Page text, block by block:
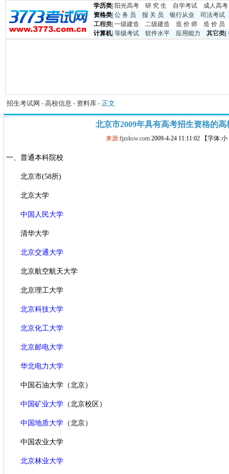
学历类 阳光高考 研 究 生 自学考试
成人高考
资格类 公 务 员 报 关 员 银行从业
司法考试
工程类 一级建造 二级建造 造 价 师
造 价 员
计算机| 等级考试 软件水平 应用能力 其它类
招生考试网 - 高校信息 - 资料库 - 正文
北京市2009年具有高考招生资格的高
来源:fjzsksw.com 2009-4-24 11:11:02 【字体:
一、普通本科院校
北京市(58所)
北京大学
中国人民大学
清华大学
北京交通大学
北京航空航天大学
北京理工大学
北京科技大学
北京化工大学
北京邮电大学
华北电力大学
中国石油大学（北京）
中国矿业大学（北京校区）
中国地质大学（北京）
中国农业大学
北京林业大学